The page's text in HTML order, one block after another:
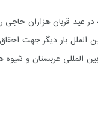
عید قربان هزاران حاجی
بار دیگر جهت
المللی عربستان و